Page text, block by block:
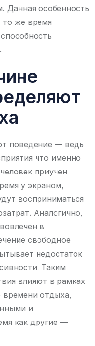
Данная особенность
то же время
поведение — ведь
что именно
приучен
у экраном,
восприниматься
Аналогично,
в
свободное
недостаток
Таким
влияют в рамках
времени отдыха,
и
как другие —